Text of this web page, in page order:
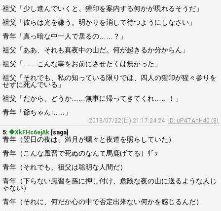
祖父「少し進んでいくと、猩印を案内する何かが現れるそうだ」
祖父「彼らは光を嫌う。明かりを消して待つようにしなさい」
青年「真っ暗な中一人で居るの……？」
祖父「ああ、それも真夜中の山だ。何が起きるか分からん」
祖父「……こんな事をお前にさせたくは無かった」
祖父「それでも、私の知っている限りでは、四人の猩印が猩々参りを
せずに死んでいる」
祖父「だから、どうか……無事に帰ってきてくれ……！」
青年「爺ちゃん……」
2018/07/22(日) 21:17:24.24
ID: uP4TAhH40 (8)
5: ◆XkFHc6ejAk [saga]
青年（翌日の夜は、満月が爛々と夜道を照らしていた）
青年（こんな風習で死ぬのなんて馬鹿げてる）ｻﾞｯ
青年（それでも、祖父は聡明な人間だ）
青年（下らない風習を孫に押し付け、危険な夜の山に送るような人じ
ゃない）
青年（それに、何だか心の中で否定出来ない何かを感じるんだ）